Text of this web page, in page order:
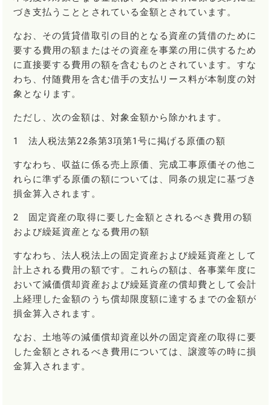
づき支払うこととされている金額とされています。
なお、その賃貸借取引の目的となる資産の賃借のために
要する費用の額またはその資産を事業の用に供するため
に直接要する費用の額を含むものとされています。すな
わち、付随費用を含む借手の支払リース料が本制度の対
象となります。
ただし、次の金額は、対象金額から除かれます。
1 法人税法第22条第3項第1号に掲げる原価の額
すなわち、収益に係る売上原価、完成工事原価その他こ
れらに準ずる原価の額については、同条の規定に基づき
損金算入されます。
2 固定資産の取得に要した金額とされるべき費用の額
および繰延資産となる費用の額
すなわち、法人税法上の固定資産および繰延資産として
計上される費用の額です。これらの額は、各事業年度に
おいて減価償却資産および繰延資産の償却費として会計
上経理した金額のうち償却限度額に達するまでの金額が
損金算入されます。
なお、土地等の減価償却資産以外の固定資産の取得に要
した金額とされるべき費用については、譲渡等の時に損
金算入されます。